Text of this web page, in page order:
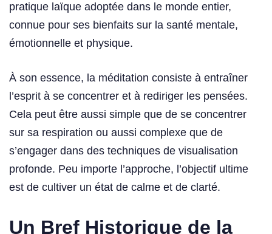
pratique laïque adoptée dans le monde entier,
connue pour ses bienfaits sur la santé mentale,
émotionnelle et physique.
À son essence, la méditation consiste à entraîner
l’esprit à se concentrer et à rediriger les pensées.
Cela peut être aussi simple que de se concentrer
sur sa respiration ou aussi complexe que de
s’engager dans des techniques de visualisation
profonde. Peu importe l’approche, l’objectif ultime
est de cultiver un état de calme et de clarté.
Un Bref Historique de la